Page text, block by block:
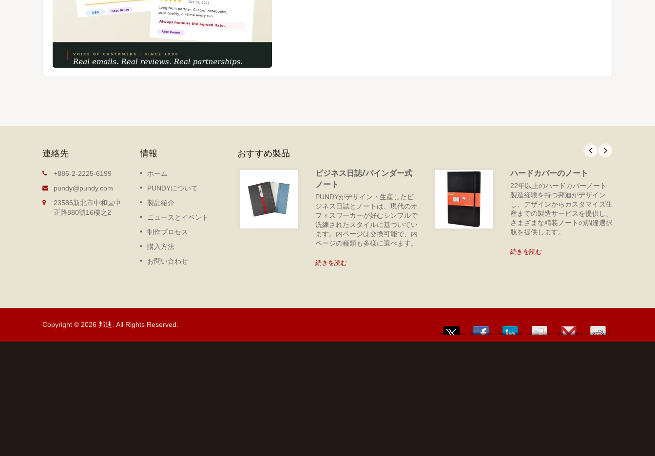
連絡先
+886-2-2225-6199
pundy@pundy.com
23586新北市中和區中
正路880號16樓之2
情報
ホーム
PUNDYについて
製品紹介
ニュースとイベント
制作プロセス
購入方法
お問い合わせ
おすすめ製品
抽出式ノート
DIY抽出式ノートは、軽量で持ち
や内ページは自由に交換可能で、
さまざまなアクセサリーを追加す
ることもできます。
続きを読む
ビジネス日誌/バインダー式
ノート
PUNDYがデザイン・生産したビ
ジネス日誌とノートは、現代のオ
フィスワーカーが好むシンプルで
洗練されたスタイルに基づいてい
ます。内ページは交換可能で、内
ページの種類も多様に選べます。
続きを読む
ハードカバーのノート
22年以上のハードカバーノート
製造経験を持つ邦迪がデザイン
し、デザインからカスタマイズ生
産までの製造サービスを提供し、
さまざまな精装ノートの調達選択
肢を提供します。
続きを読む
Copyright © 2026 邦迪. All Rights Reserved.